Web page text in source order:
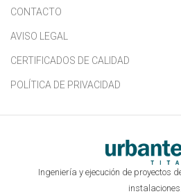
CONTACTO
AVISO LEGAL
CERTIFICADOS DE CALIDAD
POLÍTICA DE PRIVACIDAD
Ingeniería y ejecución de proyectos
instalaciones.